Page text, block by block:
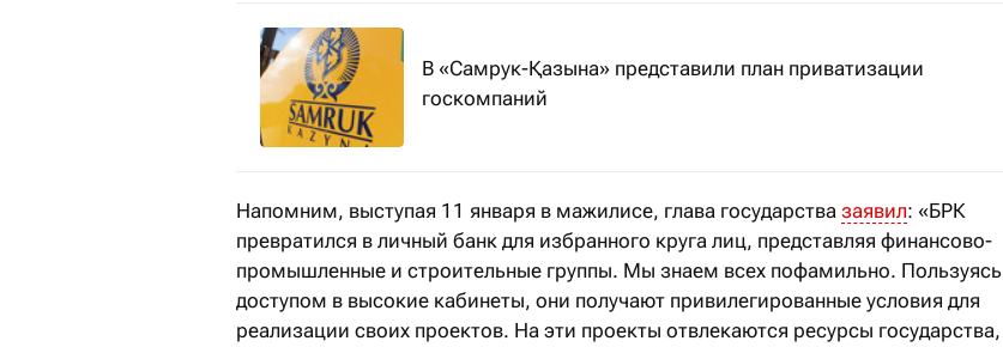
В «Самрук-Қазына» представили план приватизации
госкомпаний
Напомним, выступая 11 января в мажилисе, глава государства заявил: «БРК
превратился в личный банк для избранного круга лиц, представляя финансово-
промышленные и строительные группы. Мы знаем всех пофамильно. Пользуясь
доступом в высокие кабинеты, они получают привилегированные условия для
реализации своих проектов. На эти проекты отвлекаются ресурсы государства,